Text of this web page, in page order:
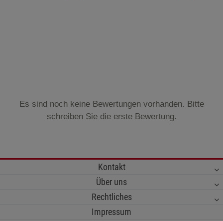
Es sind noch keine Bewertungen vorhanden. Bitte
schreiben Sie die erste Bewertung.
Kontakt
Über uns
Rechtliches
Impressum